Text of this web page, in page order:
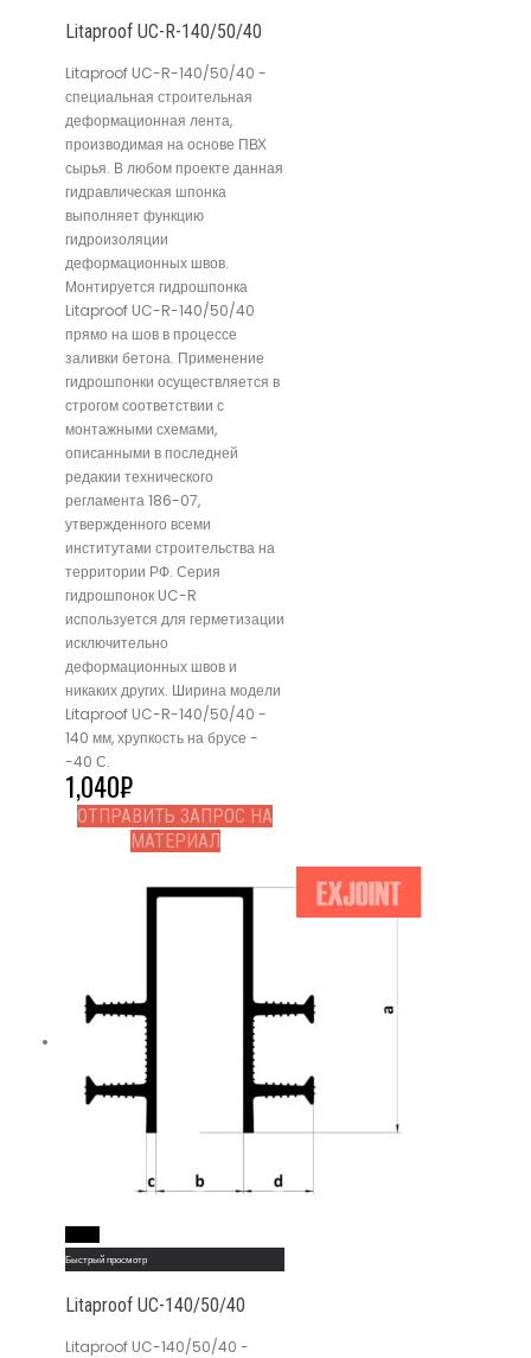
Litaproof UC-R-140/50/40
Litaproof UC-R-140/50/40 -
специальная строительная
деформационная лента,
производимая на основе ПВХ
сырья. В любом проекте данная
гидравлическая шпонка
выполняет функцию
гидроизоляции
деформационных швов.
Монтируется гидрошпонка
Litaproof UC-R-140/50/40
прямо на шов в процессе
заливки бетона. Применение
гидрошпонки осуществляется в
строгом соответствии с
монтажными схемами,
описанными в последней
редакии технического
регламента 186-07,
утвержденного всеми
институтами строительства на
территории РФ. Серия
гидрошпонок UC-R
используется для герметизации
исключительно
деформационных швов и
никаких других. Ширина модели
Litaproof UC-R-140/50/40 -
140 мм, хрупкость на брусе -
-40 С.
1,040₽
ОТПРАВИТЬ ЗАПРОС НА
МАТЕРИАЛ
Быстрый просмотр
Litaproof UC-140/50/40
Litaproof UC-140/50/40 -